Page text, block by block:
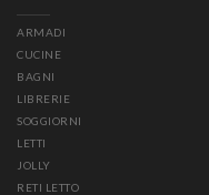
ARMADI
CUCINE
BAGNI
LIBRERIE
SOGGIORNI
LETTI
JOLLY
RETI LETTO